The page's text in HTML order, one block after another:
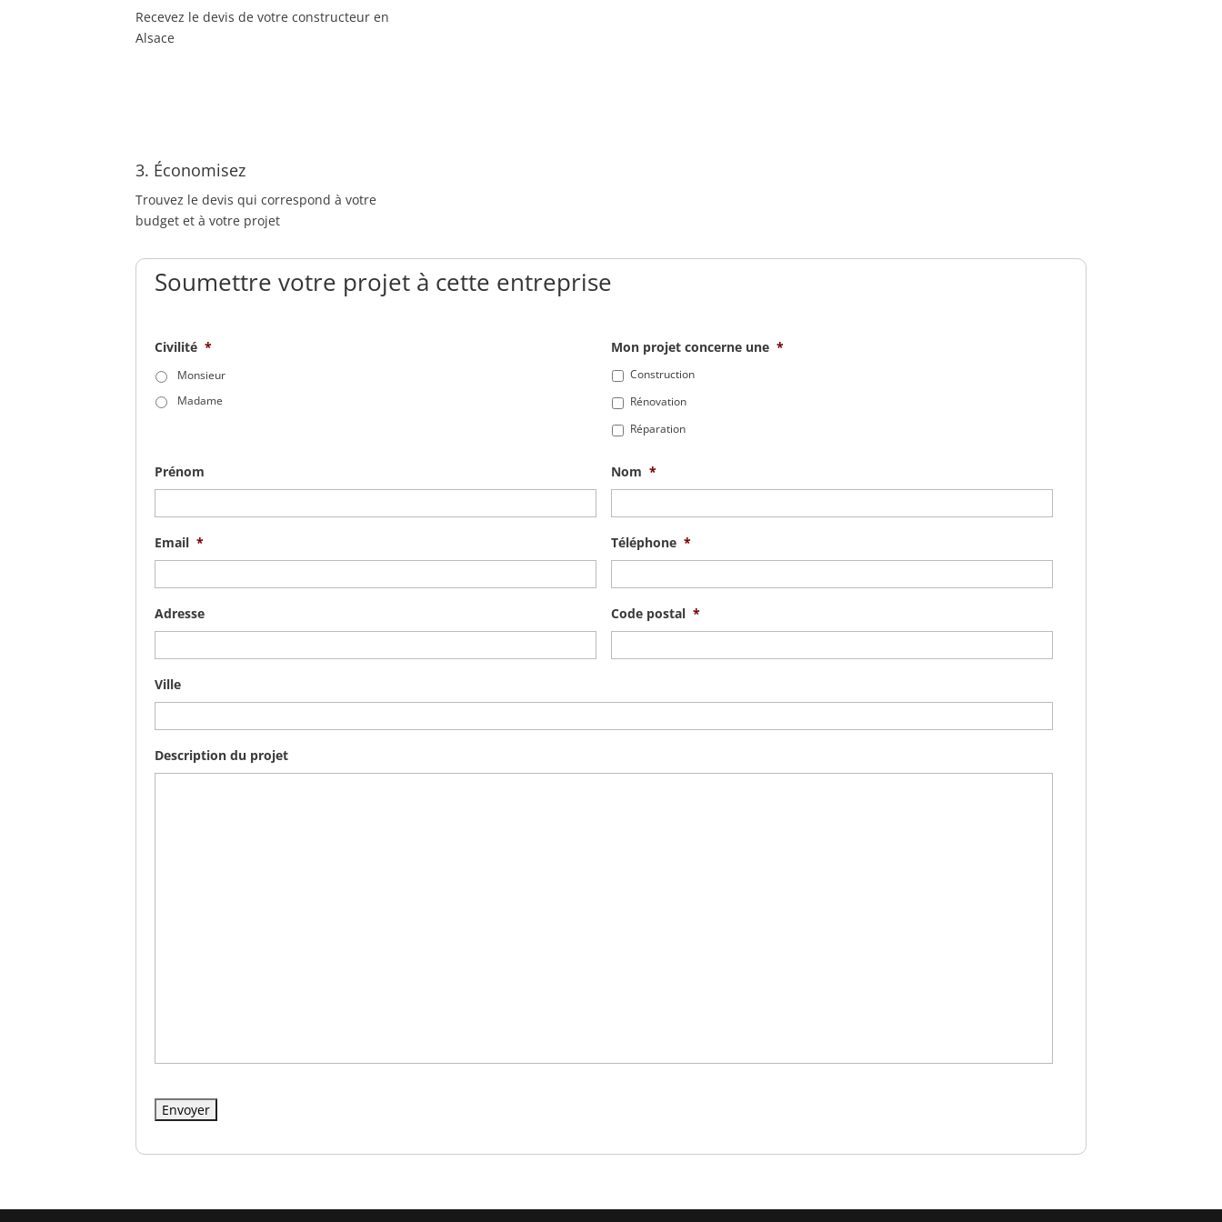
Recevez le devis de votre constructeur en
Alsace
3. Économisez
Trouvez le devis qui correspond à votre
budget et à votre projet
Soumettre votre projet à cette entreprise
Civilité *
Monsieur
Madame
Mon projet concerne une *
Construction
Rénovation
Réparation
Prénom Nom *
Email * Téléphone *
Adresse Code postal *
Ville
Description du projet